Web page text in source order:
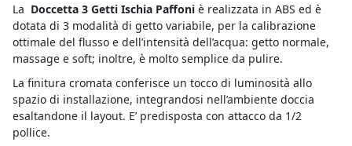
La Doccetta 3 Getti Ischia Paffoniè realizzata in ABS ed è
dotata di 3 modalità di getto variabile, per la calibrazione
ottimale del flusso e dell’intensità dell’acqua: getto normale,
massage e soft; inoltre, è molto semplice da pulire.
La finitura cromata conferisce un tocco di luminosità allo
spazio di installazione, integrandosi nell’ambiente doccia
esaltandone il layout. E’ predisposta con attacco da 1/2
pollice.